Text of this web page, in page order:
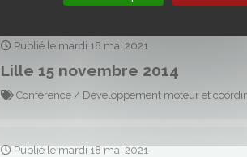
Publié le mardi 18 mai 2021
Lille 15 novembre 2014
Conférence / Développement moteur et
Publié le mardi 18 mai 2021